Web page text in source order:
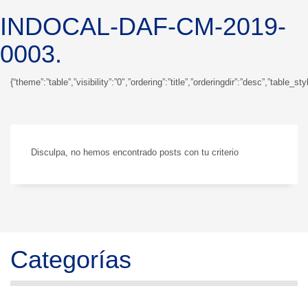
INDOCAL-DAF-CM-2019-
0003.
Disculpa, no hemos encontrado posts con tu criterio
Categorías